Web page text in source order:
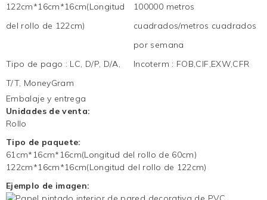
122cm*16cm*16cm(Longitud
del rollo de 122cm)
100000 metros
cuadrados/metros cuadrados
por semana
Tipo de pago : LC, D/P, D/A,
T/T, MoneyGram
Incoterm : FOB,CIF,EXW,CFR
Embalaje y entrega
Unidades de venta:
Rollo
Tipo de paquete:
61cm*16cm*16cm(Longitud del rollo de 60cm)
122cm*16cm*16cm(Longitud del rollo de 122cm)
Ejemplo de imagen: